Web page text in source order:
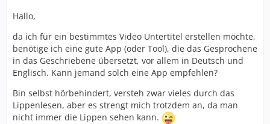
Hallo,
da ich für ein bestimmtes Video Untertitel erstellen möchte,
benötige ich eine gute App (oder Tool), die das Gesprochene
in das Geschriebene übersetzt, vor allem in Deutsch und
Englisch. Kann jemand solch eine App empfehlen?
Bin selbst hörbehindert, versteh zwar vieles durch das
Lippenlesen, aber es strengt mich trotzdem an, da man
nicht immer die Lippen sehen kann.